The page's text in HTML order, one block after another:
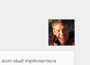
skall implementera